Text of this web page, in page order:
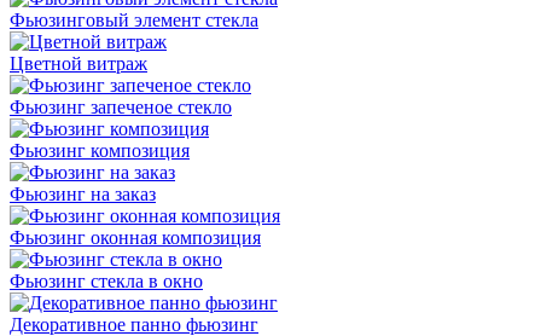
Фьюзинговый элемент стекла
Цветной витраж
Фьюзинг запеченое стекло
Фьюзинг композиция
Фьюзинг на заказ
Фьюзинг оконная композиция
Фьюзинг стекла в окно
Декоративное панно фьюзинг